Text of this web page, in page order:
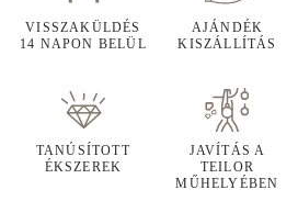
VISSZAKÜLDÉS
14 NAPON BELÜL
AJÁNDÉK
KISZÁLLÍTÁS
TANÚSÍTOTT
ÉKSZEREK
JAVÍTÁS A
TEILOR
MŰHELYÉBEN